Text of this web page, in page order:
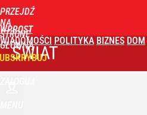
PRZEJDŹ
NA
STRONĘ
GŁÓWNĄ
WPROST
WIADOMOŚCI POLITYKA BIZNES DOM
ŚWIAT